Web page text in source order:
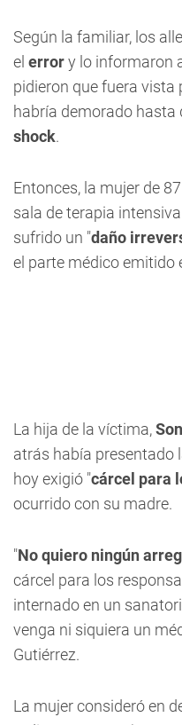
Según la familiar, los
el errory lo informaron
pidieron que fuera vista
habría demorado hasta
shock.
Entonces, la mujer de
sala de terapia
sufrido un "daño
el parte médico emitido
La hija de la víctima,
atrás había presentado
hoy exigió "cárcel para
ocurrido con su madre.
"No quiero ningún
cárcel para los
internado en un
venga ni siquiera un
Gutiérrez.
La mujer consideró en